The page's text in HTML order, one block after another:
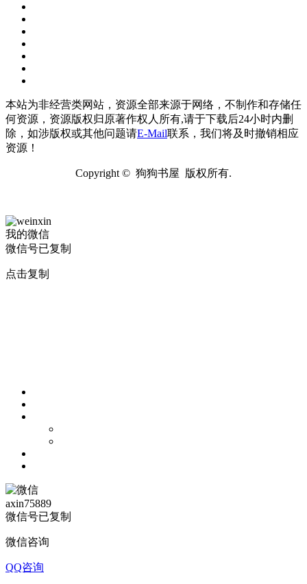
本站为非经营类网站，资源全部来源于网络，不制作和存储任
何资源，资源版权归原著作权人所有,请于下载后24小时内删
除，如涉版权或其他问题请E-Mail联系，我们将及时撤销相应
资源！
Copyright © 狗狗书屋 版权所有.
我的微信
微信号已复制
点击复制
axin75889
微信号已复制
微信咨询
QQ咨询